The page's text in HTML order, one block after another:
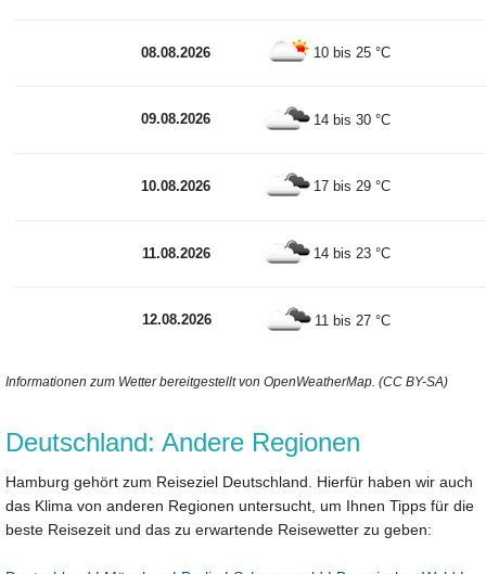
08.08.2026 10 bis 25 °C
09.08.2026 14 bis 30 °C
10.08.2026 17 bis 29 °C
11.08.2026 14 bis 23 °C
12.08.2026 11 bis 27 °C
Informationen zum Wetter bereitgestellt von OpenWeatherMap. (CC BY-SA)
Deutschland: Andere Regionen
Hamburg gehört zum Reiseziel Deutschland. Hierfür haben wir auch
das Klima von anderen Regionen untersucht, um Ihnen Tipps für die
beste Reisezeit und das zu erwartende Reisewetter zu geben: